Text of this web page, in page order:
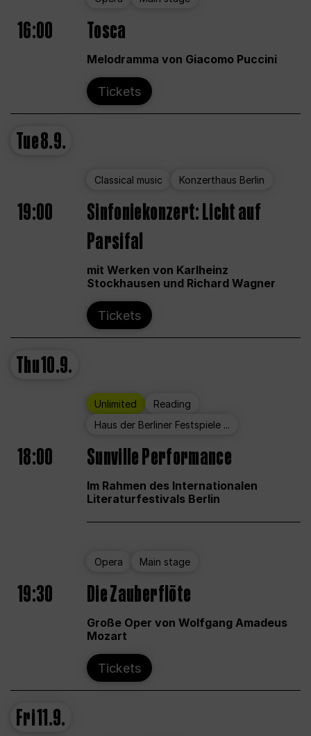
16:00 Tosca
Melodramma von Giacomo Puccini
Tickets
Tue8.9.
Classical music Konzerthaus Berlin
19:00
Sinfoniekonzert: Licht auf
Parsifal
mit Werken von Karlheinz
Stockhausen und Richard Wagner
Tickets
Thu10.9.
Unlimited
Reading
Haus der Berliner Festspiele ...
18:00 Sunville Performance
Im Rahmen des Internationalen
Literaturfestivals Berlin
Opera Main stage
19:30 Die Zauberflöte
Große Oper von Wolfgang Amadeus
Mozart
Tickets
Fri11.9.